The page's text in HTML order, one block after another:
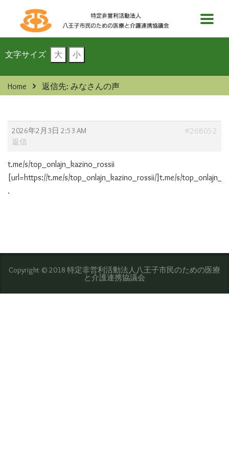
文字サイズ 大 小
Home 返信先: みなさんの声
2026年2月3日 2:53 AM #268052
返信
t.me/s/top_onlajn_kazino_rossii
[url=https://t.me/s/top_onlajn_kazino_rossii/]t.me/s/
.
Copyright © 2018 特定非営利活動法人八王子市民のための医療
と介護連携協議会